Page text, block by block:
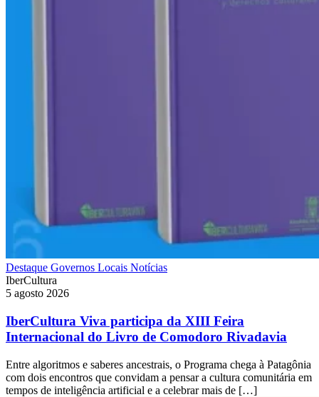
Destaque Governos Locais Notícias
IberCultura
5 agosto 2026
IberCultura Viva participa da XIII Feira
Internacional do Livro de Comodoro Rivadavia
Entre algoritmos e saberes ancestrais, o Programa chega à Patagônia
com dois encontros que convidam a pensar a cultura comunitária em
tempos de inteligência artificial e a celebrar mais de […]